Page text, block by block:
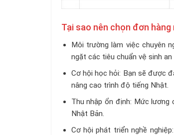
Tại sao nên chọn đơn hàng
Môi trường làm việc chuyên
ngặt các tiêu chuẩn vệ sinh
Cơ hội học hỏi: Bạn sẽ được
nâng cao trình độ tiếng Nhật.
Thu nhập ổn định: Mức
Nhật Bản.
Cơ hội phát triển nghề